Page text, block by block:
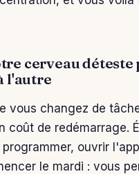
cerveau déteste
l'autre
vous changez de
coût de redémarrage.
ouvrir
le mardi : vous